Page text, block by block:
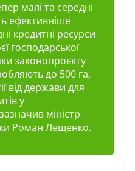
малі та середні
ефективніше
кредитні ресурси
господарської
законопроєкту
до 500 га,
від держави для
у
міністр
Роман Лещенко.